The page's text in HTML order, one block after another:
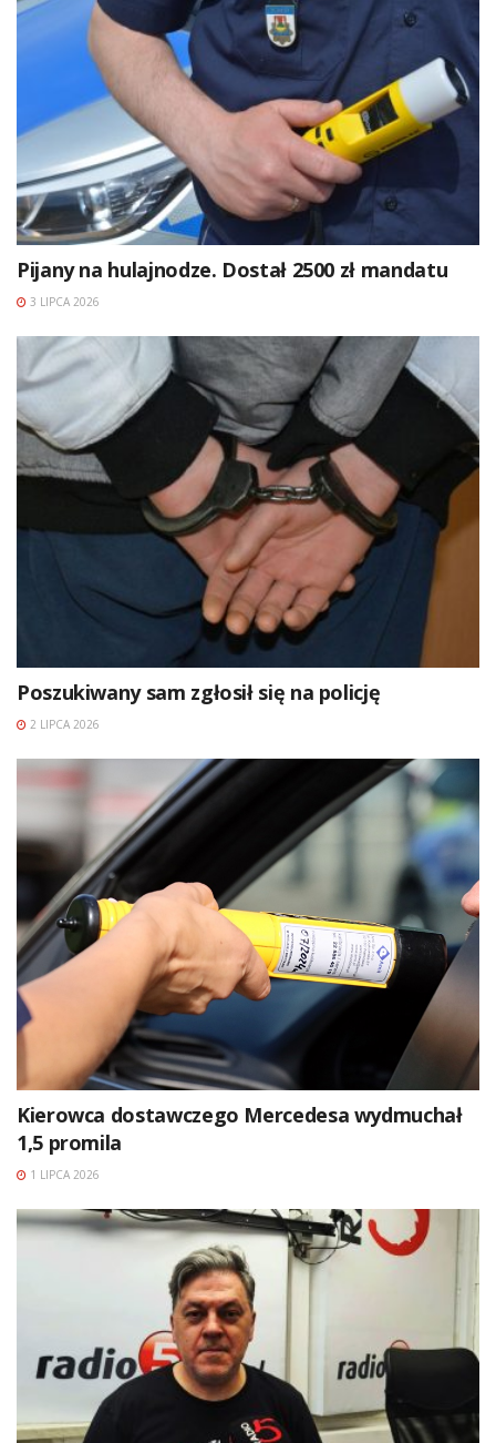
Pijany na hulajnodze. Dostał 2500 zł mandatu
3 LIPCA 2026
Poszukiwany sam zgłosił się na policję
2 LIPCA 2026
Kierowca dostawczego Mercedesa wydmuchał
1,5 promila
1 LIPCA 2026